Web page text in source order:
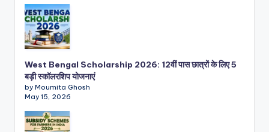
West Bengal Scholarship 2026: 12वीं पास छात्रों के लिए 5
बड़ी स्कॉलरशिप योजनाएं
by Moumita Ghosh
May 15, 2026